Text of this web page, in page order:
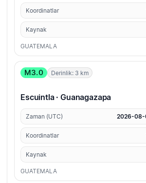
Koordinatlar
Kaynak
GUATEMALA
M3.0 Derinlik: 3 km
Escuintla · Guanagazapa
Zaman (UTC) 2026-08-
Koordinatlar
Kaynak
GUATEMALA